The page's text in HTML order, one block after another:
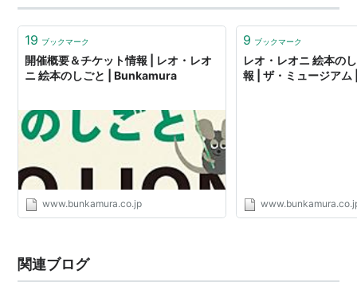
平行植物 (ちくま文庫)
作者: レオレオーニ,Leo Lionni,宮
本淳
発売日:1998/12
メディア: 文庫
購入: 1人クリック
この商品を含むブログ (28件) を見
る
達になるところから始まる。やがてオタマジャクシは大
人、つまり「かえる」になり、みずうみから外の…
19 ブックマーク
開催概要＆チケット情報 | レオ・レオ
ニ 絵本のしごと | Bunkamura
www.bunkamura.co.jp
9 ブックマーク
レオ・レオニ 絵本の
報 | ザ・ミュージア
関連ブログ